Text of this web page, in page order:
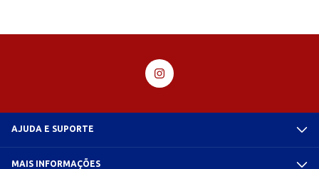
AJUDA E SUPORTE
MAIS INFORMAÇÕES